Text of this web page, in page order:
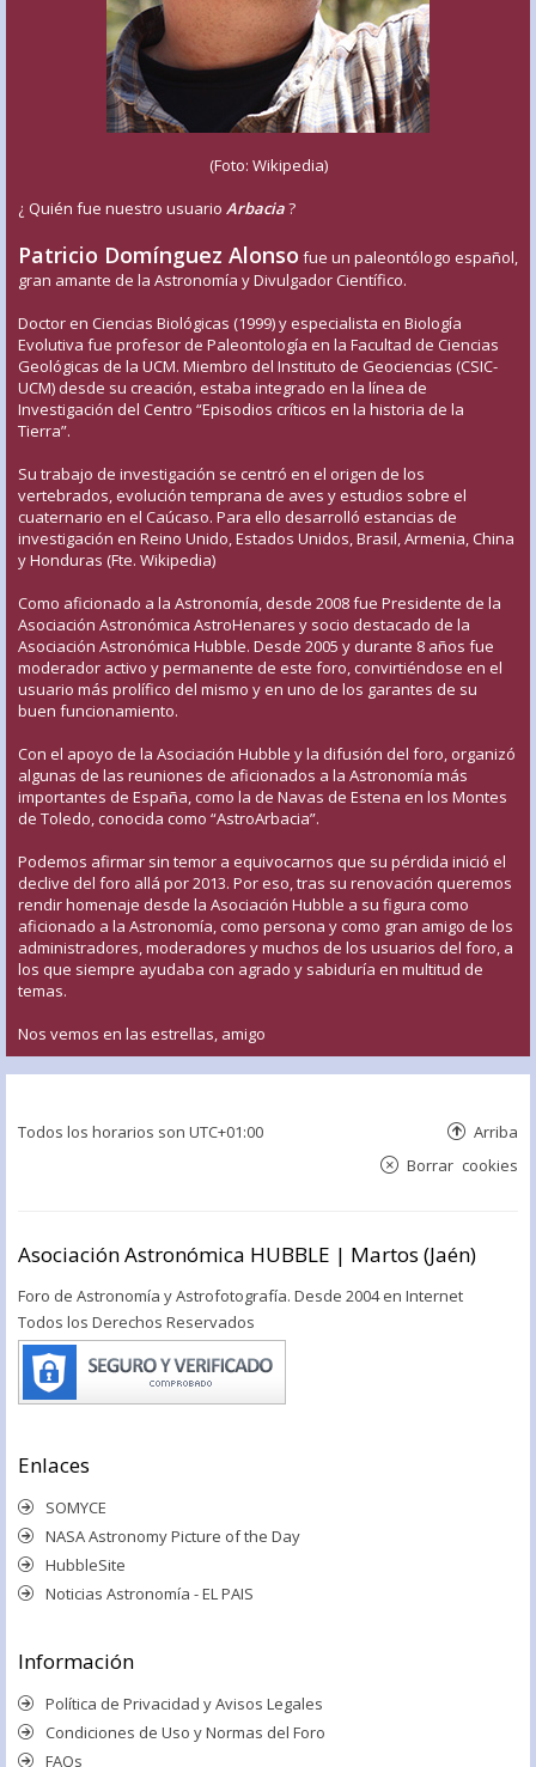
(Foto: Wikipedia)
¿ Quién fue nuestro usuario Arbacia?
Patricio Domínguez Alonso fue un paleontólogo español,
gran amante de la Astronomía y Divulgador Científico.
Doctor en Ciencias Biológicas (1999) y especialista en Biología
Evolutiva fue profesor de Paleontología en la Facultad de Ciencias
Geológicas de la UCM. Miembro del Instituto de Geociencias (CSIC-
UCM) desde su creación, estaba integrado en la línea de
Investigación del Centro “Episodios críticos en la historia de la
Tierra”.
Su trabajo de investigación se centró en el origen de los
vertebrados, evolución temprana de aves y estudios sobre el
cuaternario en el Caúcaso. Para ello desarrolló estancias de
investigación en Reino Unido, Estados Unidos, Brasil, Armenia, China
y Honduras (Fte. Wikipedia)
Como aficionado a la Astronomía, desde 2008 fue Presidente de la
Asociación Astronómica AstroHenares y socio destacado de la
Asociación Astronómica Hubble. Desde 2005 y durante 8 años fue
moderador activo y permanente de este foro, convirtiéndose en el
usuario más prolífico del mismo y en uno de los garantes de su
buen funcionamiento.
Con el apoyo de la Asociación Hubble y la difusión del foro, organizó
algunas de las reuniones de aficionados a la Astronomía más
importantes de España, como la de Navas de Estena en los Montes
de Toledo, conocida como “AstroArbacia”.
Podemos afirmar sin temor a equivocarnos que su pérdida inició el
declive del foro allá por 2013. Por eso, tras su renovación queremos
rendir homenaje desde la Asociación Hubble a su figura como
aficionado a la Astronomía, como persona y como gran amigo de los
administradores, moderadores y muchos de los usuarios del foro, a
los que siempre ayudaba con agrado y sabiduría en multitud de
temas.
Nos vemos en las estrellas, amigo
Todos los horarios son UTC+01:00 Arriba
Borrar cookies
Asociación Astronómica HUBBLE | Martos (Jaén)
Foro de Astronomía y Astrofotografía. Desde 2004 en Internet
Todos los Derechos Reservados
Enlaces
SOMYCE
NASA Astronomy Picture of the Day
HubbleSite
Noticias Astronomía - EL PAIS
Información
Política de Privacidad y Avisos Legales
Condiciones de Uso y Normas del Foro
FAQs